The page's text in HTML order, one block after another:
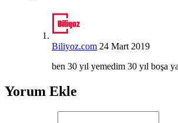
Biliyoz.com 24 Mart 2019
ben 30 yıl yemedim 30 yıl boşa
Yorum Ekle